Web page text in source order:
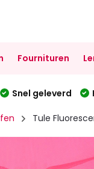
Fournituren
Snel geleverd
Tule